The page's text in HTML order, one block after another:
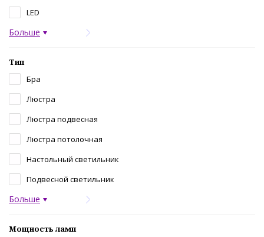
LED
Больше
Тип
Бра
Люстра
Люстра подвесная
Люстра потолочная
Настольный светильник
Подвесной светильник
Больше
Мощность ламп